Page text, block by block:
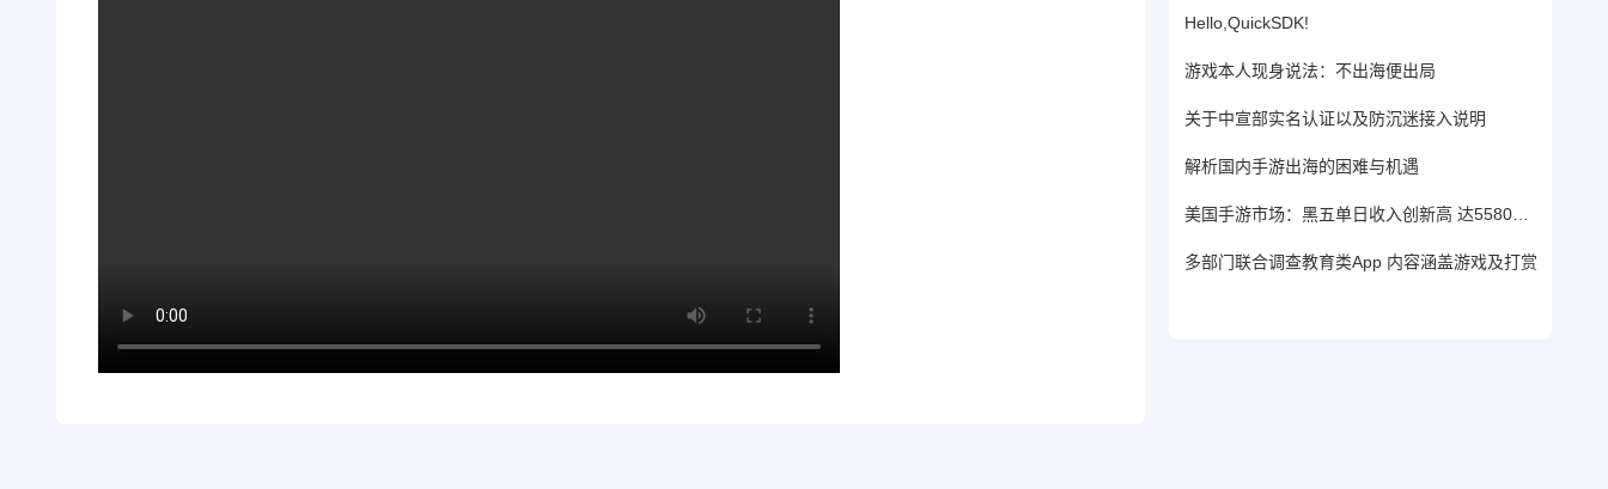
Hello,QuickSDK!
游戏本人现身说法：不出海便出局
关于中宣部实名认证以及防沉迷接入说明
解析国内手游出海的困难与机遇
多部门联合调查教育类App 内容涵盖游戏及打赏